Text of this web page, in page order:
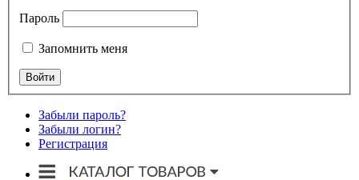
Пароль
Запомнить меня
Забыли пароль?
Забыли логин?
Регистрация